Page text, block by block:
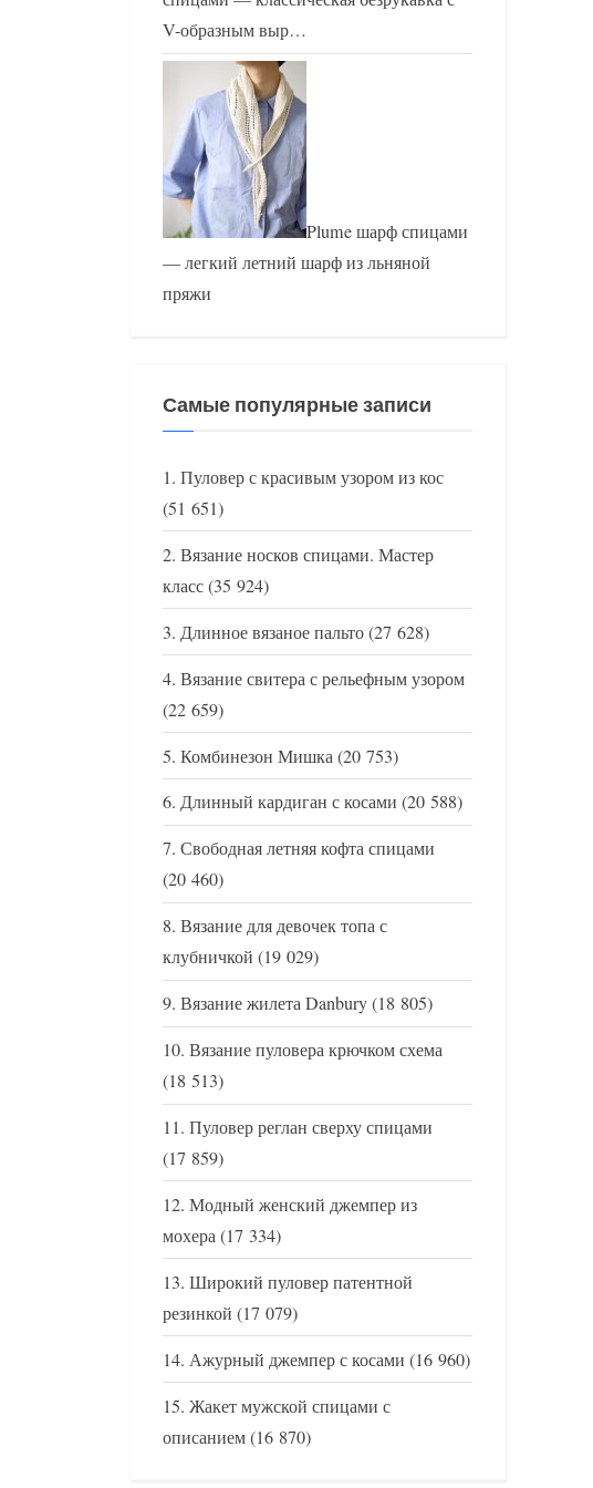
V-образным выр…
Plume шарф спицами
— легкий летний шарф из льняной
пряжи
Самые популярные записи
Пуловер с красивым узором из кос
(51 651)
Вязание носков спицами. Мастер
класс(35 924)
Длинное вязаное пальто(27 628)
Вязание свитера с рельефным узором
(22 659)
Комбинезон Мишка(20 753)
Длинный кардиган с косами (20 588)
Свободная летняя кофта спицами
(20 460)
Вязание для девочек топа с
клубничкой (19 029)
Вязание жилета Danbury(18 805)
Вязание пуловера крючком схема
(18 513)
Пуловер реглан сверху спицами
(17 859)
Модный женский джемпер из
мохера(17 334)
Широкий пуловер патентной
резинкой (17 079)
Ажурный джемпер с косами (16 960)
Жакет мужской спицами с
описанием(16 870)